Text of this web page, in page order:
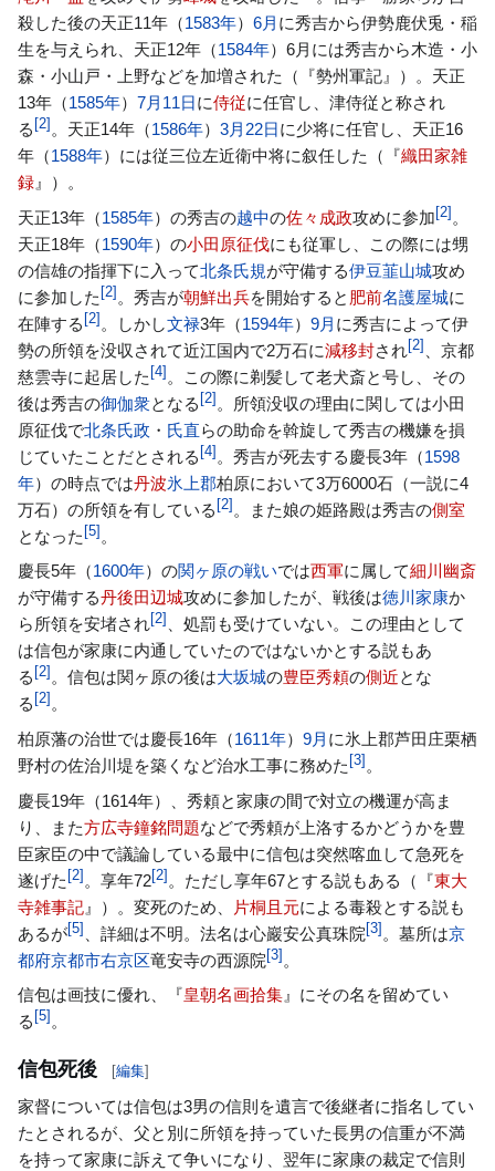
殺した後の天正11年（1583年） 6月 に秀吉から伊勢鹿伏兎・稲
生を与えられ、天正12年（1584年）6月には秀吉から木造・小
森・小山戸・上野などを加増された（『勢州軍記』）。天正
13年（1585年） 7月11日に侍従に任官し、津侍従と称され
る 2 。天正14年（1586年） 3月22日に少将に任官し、天正16
年（1588年）には従三位左近衛中将に叙任した（『織田家雑
録 』）。
天正13年（1585年）の秀吉の越中の佐々成政攻めに参加 [2] 。
天正18年（1590年）の小田原征伐にも従軍し、この際には甥
の信雄の指揮下に入って北条氏規が守備する伊豆韮山城攻め
に参加した [2] 。秀吉が朝鮮出兵を開始すると 肥前名護屋城に
在陣する [2] 。しかし文禄3年（1594年） 9月 に秀吉によって伊
勢の所領を没収されて近江国内で2万石に減移封され[2]
、京都
慈雲寺に起居した [4] 。この際に剃髪して老犬斎と号し、その
後は秀吉の御伽衆となる [2] 。所領没収の理由に関しては小田
原征伐で北条氏政 ・ 氏直らの助命を斡旋して秀吉の機嫌を損
じていたことだとされる [4] 。秀吉が死去する慶長3年（1598
年）の時点では丹波氷上郡柏原において3万6000石（一説に4
万石）の所領を有している [2] 。また娘の姫路殿は秀吉の側室
となった [5] 。
慶長5年（1600年）の関ヶ原の戦いでは西軍に属して細川幽斎
が守備する丹後田辺城攻めに参加したが、戦後は徳川家康か
ら所領を安堵され 2 、処罰も受けていない。この理由として
は信包が家康に内通していたのではないかとする説もあ
る 2 。信包は関ヶ原の後は大坂城の豊臣秀頼の側近とな
る 2 。
柏原藩の治世では慶長16年（1611年） 9月 に氷上郡芦田庄栗栖
野村の佐治川堤を築くなど治水工事に務めた 3 。
慶長19年（1614年）、秀頼と家康の間で対立の機運が高ま
り、また方広寺鐘銘問題などで秀頼が上洛するかどうかを豊
臣家臣の中で議論している最中に信包は突然喀血して急死を
遂げた [2] 。享年72[2] 。ただし享年67とする説もある（『東大
寺雑事記 』）。変死のため、 片桐且元による毒殺とする説も
あるが[5] 、詳細は不明。法名は心巖安公真珠院 [3] 。墓所は京
都府京都市右京区竜安寺の西源院 [3] 。
信包は画技に優れ、『皇朝名画拾集 』にその名を留めてい
る 5 。
信包死後 [編集]
家督については信包は3男の信則を遺言で後継者に指名してい
たとされるが、父と別に所領を持っていた長男の信重が不満
を持って家康に訴えて争いになり、翌年に家康の裁定で信則